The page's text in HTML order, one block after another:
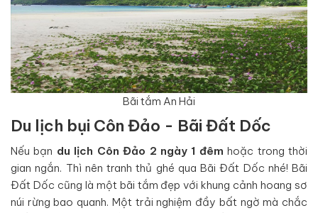
Bãi tắm An Hải
Du lịch bụi Côn Đảo - Bãi Đất Dốc
Nếu bạn du lịch Côn Đảo 2 ngày 1 đêm hoặc trong thời
gian ngắn. Thì nên tranh thủ ghé qua Bãi Đất Dốc nhé! Bãi
Đất Dốc cũng là một bãi tắm đẹp với khung cảnh hoang sơ
núi rừng bao quanh. Một trải nghiệm đầy bất ngờ mà chắc